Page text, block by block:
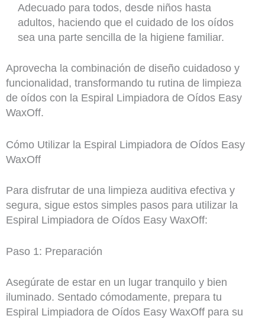
Adecuado para todos, desde niños hasta
adultos, haciendo que el cuidado de los oídos
sea una parte sencilla de la higiene familiar.
Aprovecha la combinación de diseño cuidadoso y
funcionalidad, transformando tu rutina de limpieza
de oídos con la Espiral Limpiadora de Oídos Easy
WaxOff.
Cómo Utilizar la Espiral Limpiadora de Oídos Easy
WaxOff
Para disfrutar de una limpieza auditiva efectiva y
segura, sigue estos simples pasos para utilizar la
Espiral Limpiadora de Oídos Easy WaxOff:
Paso 1: Preparación
Asegúrate de estar en un lugar tranquilo y bien
iluminado. Sentado cómodamente, prepara tu
Espiral Limpiadora de Oídos Easy WaxOff para su